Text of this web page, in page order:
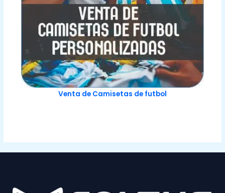
Venta de Camisetas de futbol